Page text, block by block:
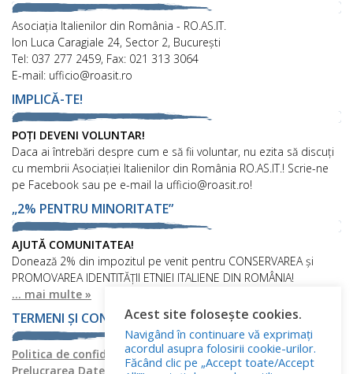
Asociaţia Italienilor din România - RO.AS.IT.
Ion Luca Caragiale 24, Sector 2, București
Tel: 037 277 2459, Fax: 021 313 3064
E-mail: ufficio@roasit.ro
IMPLICĂ-TE!
POȚI DEVENI VOLUNTAR!
Daca ai întrebări despre cum e să fii voluntar, nu ezita să discuți
cu membrii Asociației Italienilor din România RO.AS.IT.! Scrie-ne
pe Facebook sau pe e-mail la ufficio@roasit.ro!
„2% PENTRU MINORITATE”
AJUTĂ COMUNITATEA!
Donează 2% din impozitul pe venit pentru CONSERVAREA și
PROMOVAREA IDENTITĂȚII ETNIEI ITALIENE DIN ROMÂNIA!
... mai multe »
TERMENI ȘI CONDIȚII
Politica de confidențialitatePolitica privind fișierele cookies
Prelucrarea Datelor cu Caracter Personal
Acest site folosește cookies.
Navigând în continuare vă exprimați
acordul asupra folosirii cookie-urilor.
Făcând clic pe „Accept toate/Accept